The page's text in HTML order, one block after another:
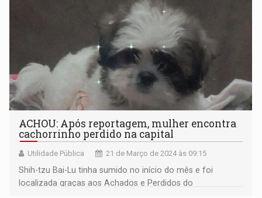
ACHOU: Após reportagem, mulher encontra
cachorrinho perdido na capital
Utilidade Pública 21 de Março de 2024 às 09:15
Shih-tzu Bai-Lu tinha sumido no início do mês e foi
localizada graças aos Achados e Perdidos do